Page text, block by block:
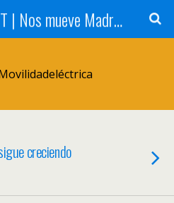
El blog de la EMT | Nos mueve Madrid
creciendo